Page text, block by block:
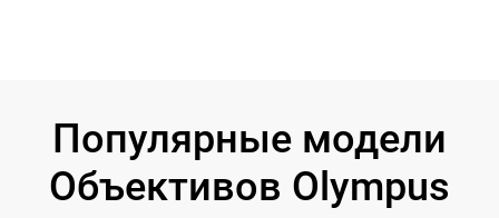
Популярные модели
Объективов Olympus